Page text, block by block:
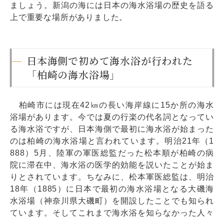
ましょう。新潟の海には日本の海水浴場の歴史を語る
上で重要な場所がありました。
日本海側で初めて海水浴が行われた
「柏崎の海水浴場」
柏崎市には現在42㎞の長い海岸線に15か所の海水
浴場があります。今では夏の行楽の代名詞となってい
る海水浴ですが、日本海側で最初に海水浴が始まった
のは柏崎の海水浴場と言われています。明治21年（1
888）5月、陸軍の軍医総監だった松本順が柏崎の病
院に滞在中、海水浴の医学的効能を説いたことが始ま
りとされています。ちなみに、松本軍医総監は、明治
18年（1885）に日本で最初の海水浴場となる大磯海
水浴場（神奈川県大磯町）を開設したことでも知られ
ています。そしてこれまで海水浴を知らなかった人々